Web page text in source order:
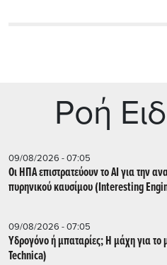
Ρoή
09/08/2026 - 07:05
Οι ΗΠΑ επιστρατεύουν το AI για την
πυρηνικού καυσίμου (Interesting
09/08/2026 - 07:05
Υδρογόνο ή μπαταρίες; Η μάχη για
Technica)